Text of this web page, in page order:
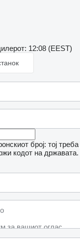
12:08 (EEST)
број: тој
кодот на државата.